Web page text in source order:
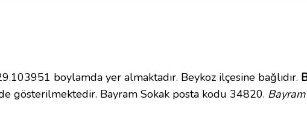
boylamda yer almaktadır. Beykoz ilçesine bağlıdır.
gösterilmektedir. Bayram Sokak posta kodu 34820.